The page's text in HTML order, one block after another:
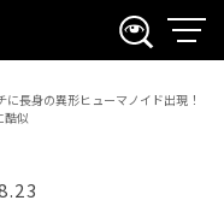
に長身の異形ヒューマノイド出現！
酷似